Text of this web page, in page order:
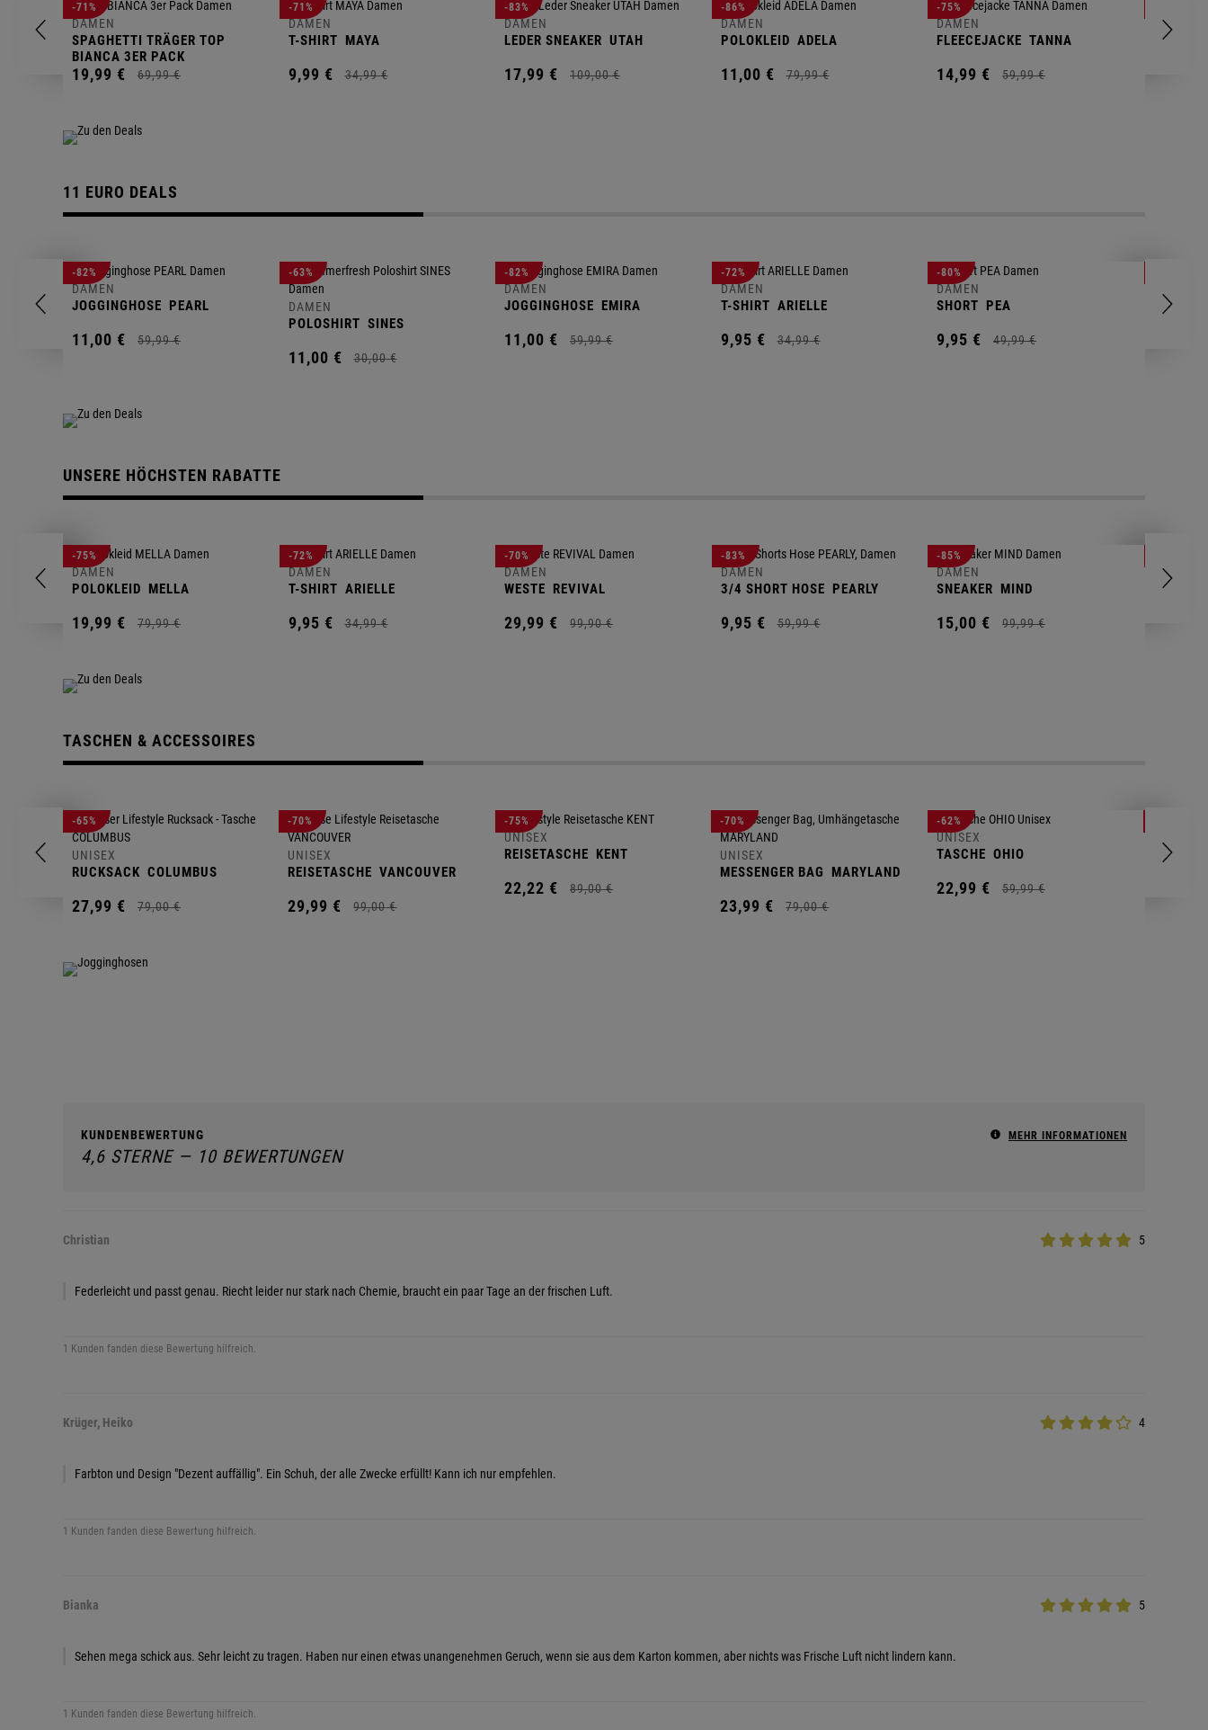
-71%
DAMEN
SPAGHETTI TRÄGER TOP
BIANCA 3ER PACK
19,99 € 69,99 €
-71%
DAMEN
T-SHIRT MAYA
9,99 € 34,99 €
-83%
DAMEN
LEDER SNEAKER UTAH
17,99 € 109,00 €
-86%
DAMEN
POLOKLEID ADELA
11,00 € 79,99 €
-75%
DAMEN
FLEECEJACKE TANNA
14,99 € 59,99 €
11 EURO DEALS
-82%
DAMEN
JOGGINGHOSE PEARL
11,00 € 59,99 €
-63%
DAMEN
POLOSHIRT SINES
11,00 € 30,00 €
-82%
DAMEN
JOGGINGHOSE EMIRA
11,00 € 59,99 €
-72%
DAMEN
T-SHIRT ARIELLE
9,95 € 34,99 €
-80%
DAMEN
SHORT PEA
9,95 € 49,99 €
UNSERE HÖCHSTEN RABATTE
-75%
DAMEN
POLOKLEID MELLA
19,99 € 79,99 €
-72%
DAMEN
T-SHIRT ARIELLE
9,95 € 34,99 €
-70%
DAMEN
WESTE REVIVAL
29,99 € 99,90 €
-83%
DAMEN
3/4 SHORT HOSE PEARLY
9,95 € 59,99 €
-85%
DAMEN
SNEAKER MIND
15,00 € 99,99 €
TASCHEN & ACCESSOIRES
-65%
UNISEX
RUCKSACK COLUMBUS
27,99 € 79,00 €
-70%
UNISEX
REISETASCHE VANCOUVER
29,99 € 99,00 €
-75%
UNISEX
REISETASCHE KENT
22,22 € 89,00 €
-70%
UNISEX
MESSENGER BAG MARYLAND
23,99 € 79,00 €
-62%
UNISEX
TASCHE OHIO
22,99 € 59,99 €
KUNDENBEWERTUNG MEHR INFORMATIONEN
4,6 STERNE — 10 BEWERTUNGEN
Christian 5
Federleicht und passt genau. Riecht leider nur stark nach Chemie, braucht ein paar Tage an der frischen Luft.
1 Kunden fanden diese Bewertung hilfreich.
Krüger, Heiko 4
Farbton und Design "Dezent auffällig". Ein Schuh, der alle Zwecke erfüllt! Kann ich nur empfehlen.
1 Kunden fanden diese Bewertung hilfreich.
Bianka 5
Sehen mega schick aus. Sehr leicht zu tragen. Haben nur einen etwas unangenehmen Geruch, wenn sie aus dem Karton kommen, aber nichts was Frische Luft nicht lindern kann.
1 Kunden fanden diese Bewertung hilfreich.